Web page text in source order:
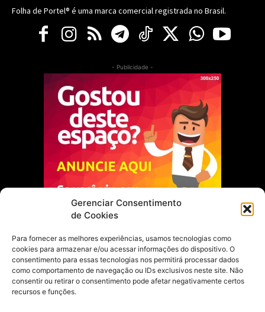
Gerenciar Consentimento
de Cookies
Para fornecer as melhores experiências, usamos tecnologias como
cookies para armazenar e/ou acessar informações do dispositivo. O
consentimento para essas tecnologias nos permitirá processar dados
como comportamento de navegação ou IDs exclusivos neste site. Não
consentir ou retirar o consentimento pode afetar negativamente certos
recursos e funções.
Folha de Portel® é uma marca comercial registrada no Brasil.
- Publicidade -
Escolha do Editor
Justiça Itinerante garante regularização
fundiária e casamento comunitário para
famílias em Portel